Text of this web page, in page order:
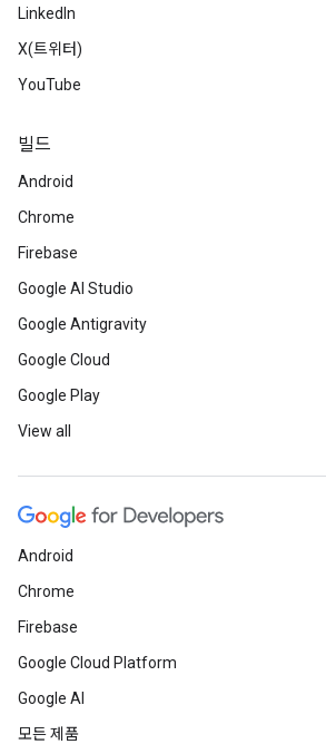
LinkedIn
X(트위터)
YouTube
빌드
Android
Chrome
Firebase
Google AI Studio
Google Antigravity
Google Cloud
Google Play
View all
Android
Chrome
Firebase
Google Cloud Platform
Google AI
모든 제품